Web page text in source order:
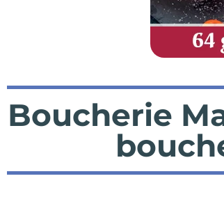
Boucherie